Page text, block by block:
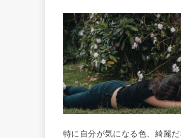
特に自分が気になる色、綺麗